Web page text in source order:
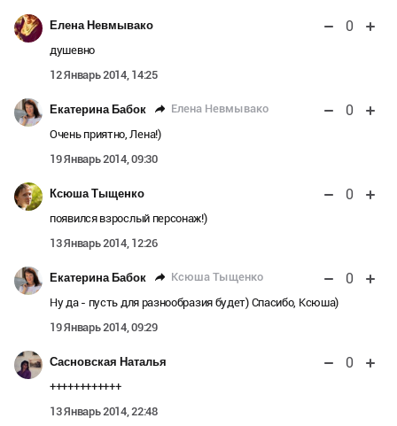
Елена Невмывако 0
душевно
12 Январь 2014, 14:25
Екатерина Бабок Елена Невмывако 0
Очень приятно, Лена!)
19 Январь 2014, 09:30
Ксюша Тыщенко 0
появился взрослый персонаж!)
13 Январь 2014, 12:26
Екатерина Бабок Ксюша Тыщенко 0
Ну да - пусть для разнообразия будет) Спасибо, Ксюша)
19 Январь 2014, 09:29
Сасновская Наталья 0
++++++++++++
13 Январь 2014, 22:48